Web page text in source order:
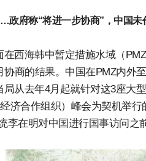
府称“将进一步协商”，中国未
在西海韩中暂定措施水域（
协商的结果。中国在PMZ内外
局从去年4月起就针对这3座大
济合作组织）峰会为契机举
李在明对中国进行国事访问之